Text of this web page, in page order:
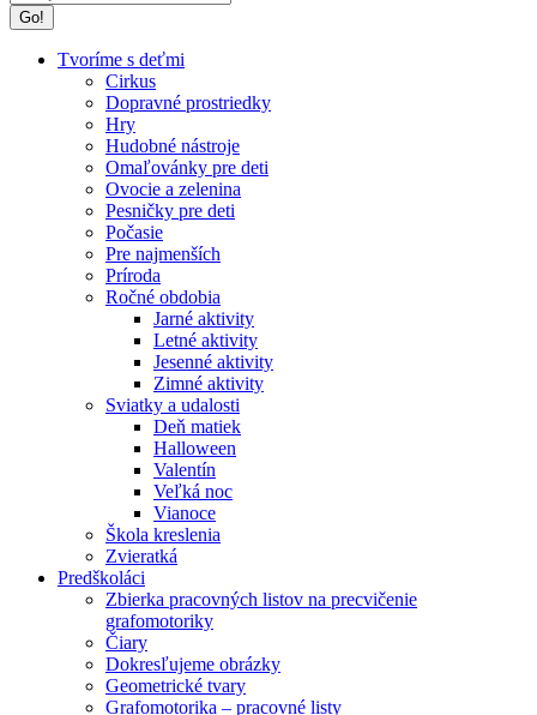
Tvoríme s deťmi
Cirkus
Dopravné prostriedky
Hry
Hudobné nástroje
Omaľovánky pre deti
Ovocie a zelenina
Pesničky pre deti
Počasie
Pre najmenších
Príroda
Ročné obdobia
Jarné aktivity
Letné aktivity
Jesenné aktivity
Zimné aktivity
Sviatky a udalosti
Deň matiek
Halloween
Valentín
Veľká noc
Vianoce
Škola kreslenia
Zvieratká
Predškoláci
Zbierka pracovných listov na precvičenie
grafomotoriky
Čiary
Dokresľujeme obrázky
Geometrické tvary
Grafomotorika – pracovné listy